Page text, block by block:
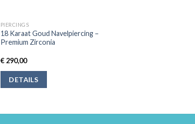
PIERCINGS
18 Karaat Goud Navelpiercing –
Premium Zirconia
€290,00
DETAILS